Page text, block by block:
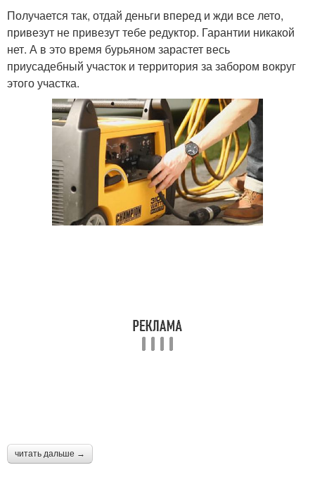
Получается так, отдай деньги вперед и жди все лето,
привезут не привезут тебе редуктор. Гарантии никакой
нет. А в это время бурьяном зарастет весь
приусадебный участок и территория за забором вокруг
этого участка.
читать дальше →